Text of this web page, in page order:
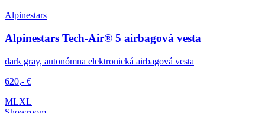
Alpinestars
Alpinestars Tech-Air® 5 airbagová vesta
dark gray, autonómna elektronická airbagová vesta
620,- €
MLXL